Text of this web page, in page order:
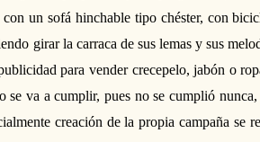
un sofá hinchable tipo chéster, con
girar la carraca de sus lemas y sus
para vender crecepelo, jabón o
se va a cumplir, pues no se cumplió
creación de la propiacampaña se